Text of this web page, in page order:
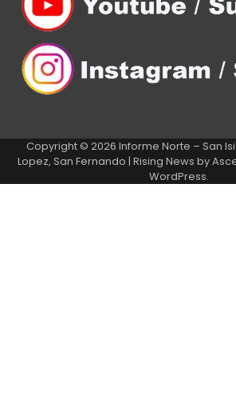
Copyright © 2026 Informe Norte – San
Lopez, San Fernando | Rising News by
WordPress.